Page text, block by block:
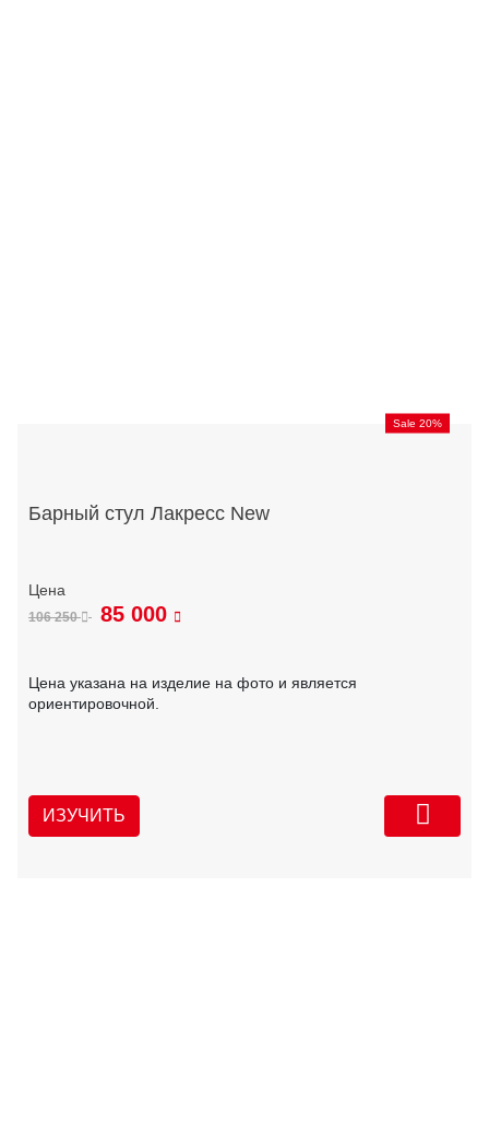
Sale 20%
Барный стул Лакресс New
106 250 85 000
Цена указана на изделие на фото и является
ориентировочной.
ИЗУЧИТЬ